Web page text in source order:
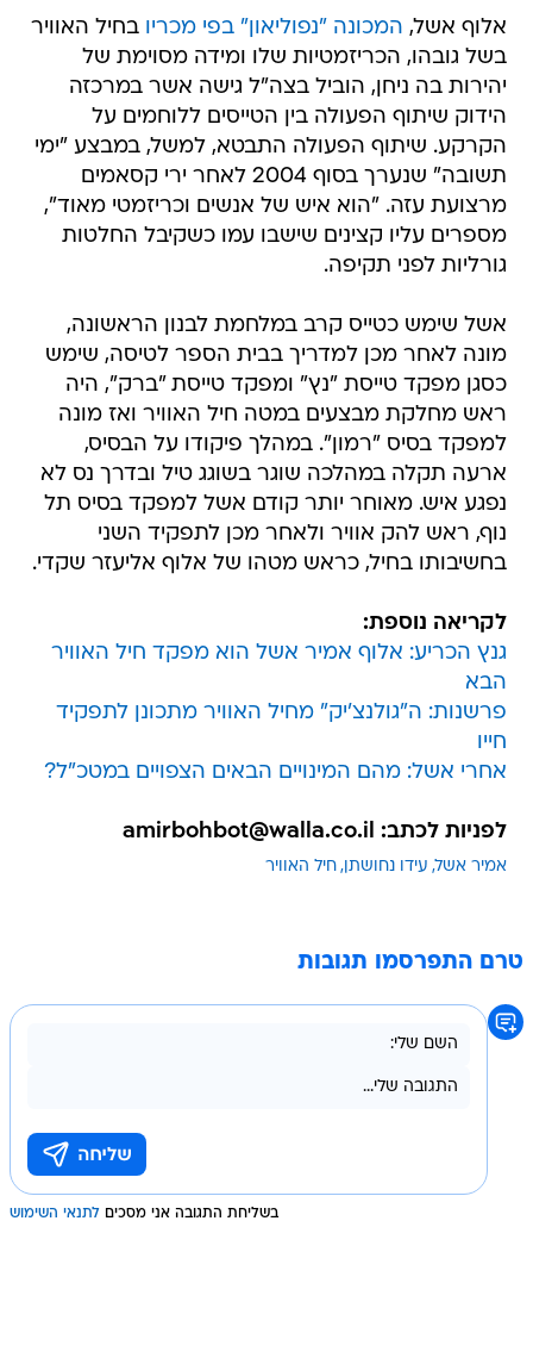
אלוף אשל, המכונה "נפוליאון" בפי מכריו בחיל האוויר
בשל גובהו, הכריזמטיות שלו ומידה מסוימת של
יהירות בה ניחן, הוביל בצה"ל גישה אשר במרכזה
הידוק שיתוף הפעולה בין הטייסים ללוחמים על
הקרקע. שיתוף הפעולה התבטא, למשל, במבצע "ימי
תשובה" שנערך בסוף 2004 לאחר ירי קסאמים
מרצועת עזה. "הוא איש של אנשים וכריזמטי מאוד",
מספרים עליו קצינים שישבו עמו כשקיבל החלטות
גורליות לפני תקיפה.
אשל שימש כטייס קרב במלחמת לבנון הראשונה,
מונה לאחר מכן למדריך בבית הספר לטיסה, שימש
כסגן מפקד טייסת "נץ" ומפקד טייסת "ברק", היה
ראש מחלקת מבצעים במטה חיל האוויר ואז מונה
למפקד בסיס "רמון". במהלך פיקודו על הבסיס,
ארעה תקלה במהלכה שוגר בשוגג טיל ובדרך נס לא
נפגע איש. מאוחר יותר קודם אשל למפקד בסיס תל
נוף, ראש להק אוויר ולאחר מכן לתפקיד השני
בחשיבותו בחיל, כראש מטהו של אלוף אליעזר שקדי.
לקריאה נוספת:
גנץ הכריע: אלוף אמיר אשל הוא מפקד חיל האוויר
הבא
פרשנות: ה"גולנצ'יק" מחיל האוויר מתכונן לתפקיד
חייו
אחרי אשל: מהם המינויים הבאים הצפויים במטכ"ל?
לפניות לכתב: amirbohbot@walla.co.il
אמיר אשל עידו נחושתן חיל האוויר
טרם התפרסמו תגובות
בשליחת התגובה אני מסכים לתנאי השימוש